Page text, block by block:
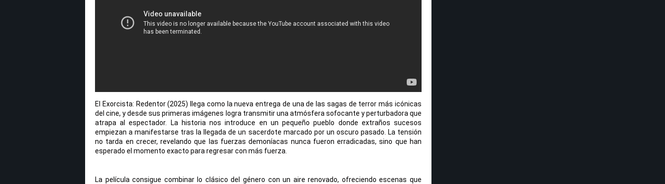
El Exorcista: Redentor (2025) llega como la nueva entrega de una de las sagas de terror más icónicas
del cine, y desde sus primeras imágenes logra transmitir una atmósfera sofocante y perturbadora que
atrapa al espectador. La historia nos introduce en un pequeño pueblo donde extraños sucesos
empiezan a manifestarse tras la llegada de un sacerdote marcado por un oscuro pasado. La tensión
no tarda en crecer, revelando que las fuerzas demoníacas nunca fueron erradicadas, sino que han
esperado el momento exacto para regresar con más fuerza.
La película consigue combinar lo clásico del género con un aire renovado, ofreciendo escenas que